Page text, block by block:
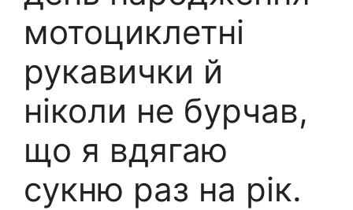
мотоциклетні
рукавички й
ніколи не бурчав,
що я вдягаю
сукню раз на рік.